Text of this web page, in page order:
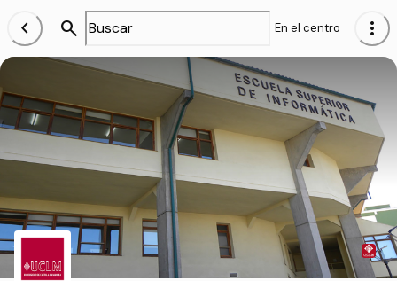
chevron_left search En el centro more_vert